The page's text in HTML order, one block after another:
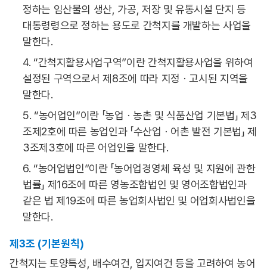
정하는 임산물의 생산, 가공, 저장 및 유통시설 단지 등
대통령령으로 정하는 용도로 간척지를 개발하는 사업을
말한다.
4. “간척지활용사업구역”이란 간척지활용사업을 위하여
설정된 구역으로서 제8조에 따라 지정ㆍ고시된 지역을
말한다.
5. “농어업인”이란 「농업ㆍ농촌 및 식품산업 기본법」 제3
조제2호에 따른 농업인과 「수산업ㆍ어촌 발전 기본법」 제
3조제3호에 따른 어업인을 말한다.
6. “농어업법인”이란 「농어업경영체 육성 및 지원에 관한
법률」 제16조에 따른 영농조합법인 및 영어조합법인과
같은 법 제19조에 따른 농업회사법인 및 어업회사법인을
말한다.
제3조 (기본원칙)
간척지는 토양특성, 배수여건, 입지여건 등을 고려하여 농어